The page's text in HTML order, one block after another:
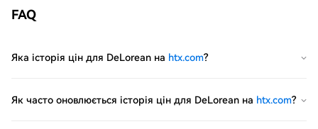
FAQ
Яка історія цін для DeLorean на htx.com?
Як часто оновлюється історія цін для DeLorean на htx.com?